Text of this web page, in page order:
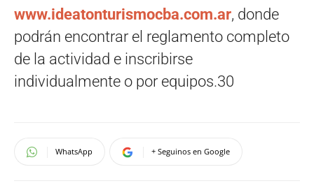
www.ideatonturismocba.com.ar, donde
podrán encontrar el reglamento completo
de la actividad e inscribirse
individualmente o por equipos.30
WhatsApp + Seguinos en Google